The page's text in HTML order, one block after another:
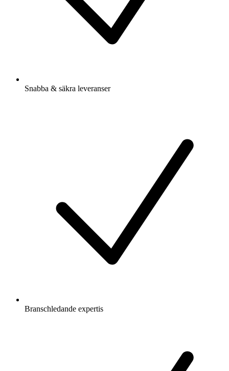
Snabba & säkra leveranser
Branschledande expertis